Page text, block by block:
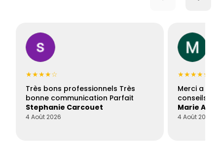
★★★★☆
Très bons professionnels Très
bonne communication Parfait
Stephanie Carcouet
4 Août 2026
★★★★★
Merci a
conseils
Marie
4 Août 2026